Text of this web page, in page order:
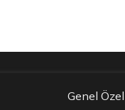
Genel